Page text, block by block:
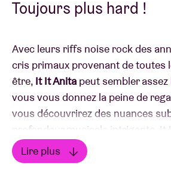
Toujours plus hard !
Avec leurs riffs noise rock des
cris primaux provenant de toutes
être, It It Anitapeut sembler assez
vous vous donnez la peine de
vous découvrirez des nuances
profondeur musicale intrigante. It
collaboration entre plusieurs
liégeois Jaune Orange. Après
Lire plus